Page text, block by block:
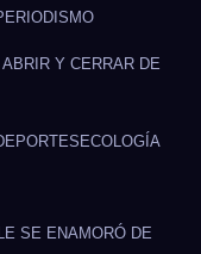
Y CERRAR DE
ECOLOGÍA
SE ENAMORÓ DE